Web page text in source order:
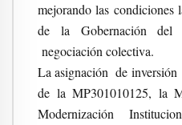
mejorando las
de la Gobernación
negociación colectiva.
La asignación de
de la MP301010125, la
Modernización